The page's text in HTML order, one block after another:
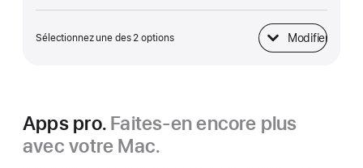
Sélectionnez une des 2 options Modifier
Adaptateur secteur
Apps pro. Faites-en encore plus
avec votre Mac.